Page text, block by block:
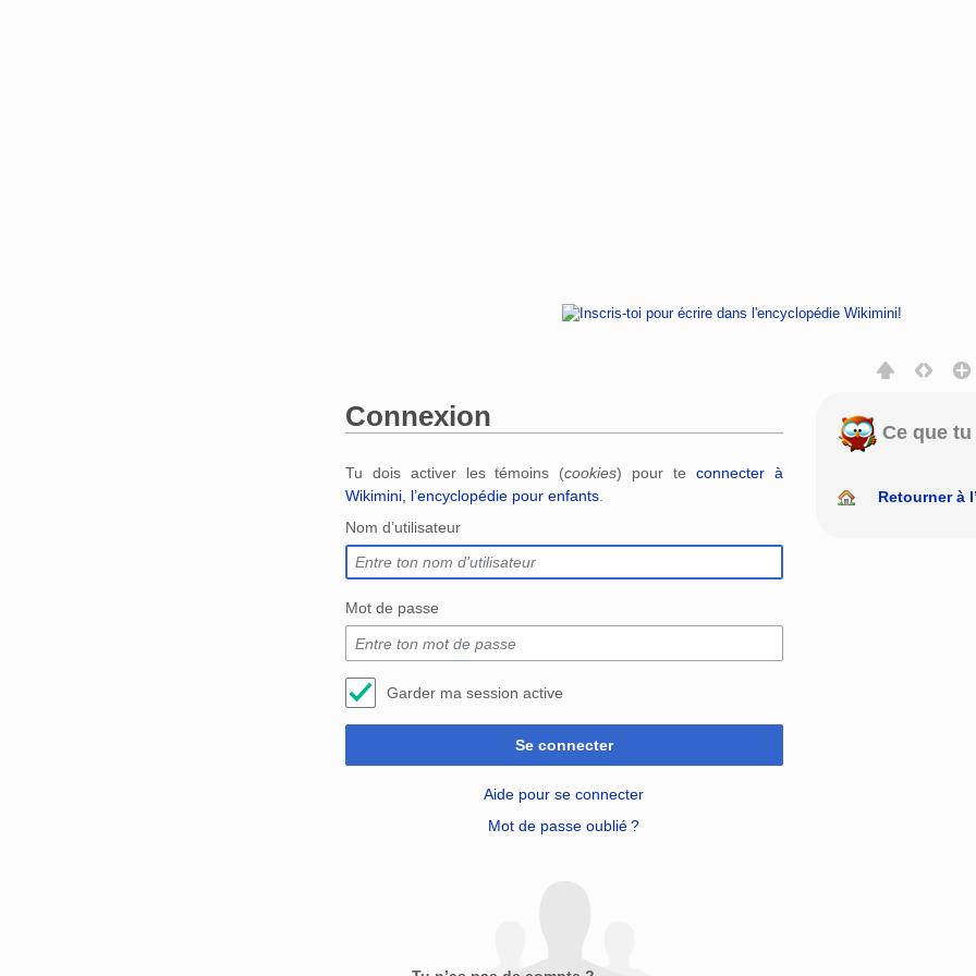
Connexion
Tu dois activer les témoins (cookies) pour te connecter à
Wikimini, l’encyclopédie pour enfants
Nom d’utilisateur
Mot de passe
Garder ma session active
Se connecter
Aide pour se connecter
Mot de passe oublié ?
Ce que
Retourner à